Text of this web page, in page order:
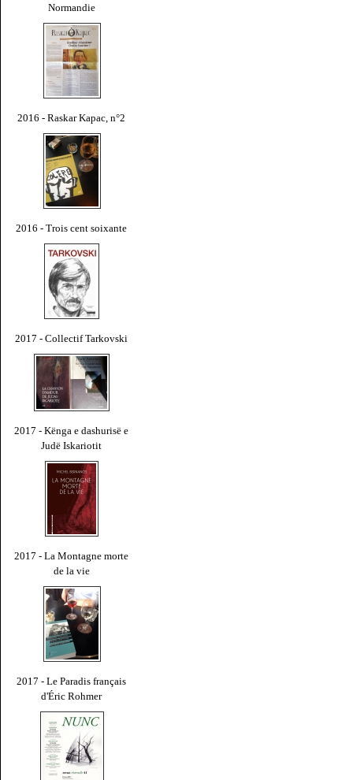
Normandie
2016 - Raskar Kapac, n°2
2016 - Trois cent soixante
2017 - Collectif Tarkovski
2017 - Kënga e dashurisë e
Judë Iskariotit
2017 - La Montagne morte
de la vie
2017 - Le Paradis français
d'Éric Rohmer